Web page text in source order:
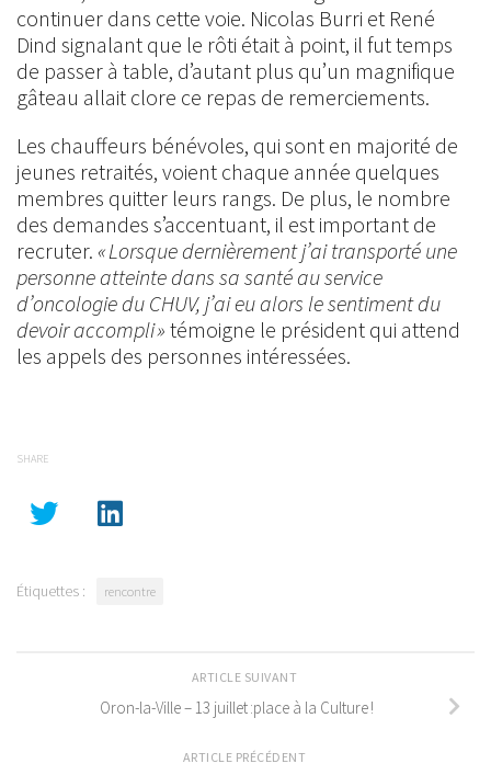
continuer dans cette voie. Nicolas Burri et René
Dind signalant que le rôti était à point, il fut temps
de passer à table, d’autant plus qu’un magnifique
gâteau allait clore ce repas de remerciements.
Les chauffeurs bénévoles, qui sont en majorité de
jeunes retraités, voient chaque année quelques
membres quitter leurs rangs. De plus, le nombre
des demandes s’accentuant, il est important de
recruter. « Lorsque dernièrement j’ai transporté une
personne atteinte dans sa santé au service
d’oncologie du CHUV, j’ai eu alors le sentiment du
devoir accompli » témoigne le président qui attend
les appels des personnes intéressées.
SHARE
Étiquettes : rencontre
ARTICLE SUIVANT
Oron-la-Ville – 13 juillet :place à la Culture !
ARTICLE PRÉCÉDENT